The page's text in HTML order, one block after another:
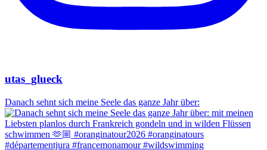
utas_glueck
Danach sehnt sich meine Seele das ganze Jahr über: